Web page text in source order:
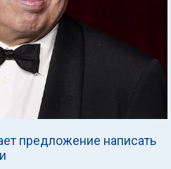
предложение написать